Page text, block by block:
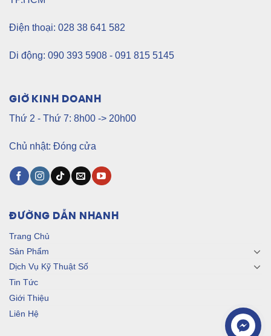
Điện thoại: 028 38 641 582
Di động: 090 393 5908 - 091 815 5145
GIỜ KINH DOANH
Thứ 2 - Thứ 7: 8h00 -> 20h00
Chủ nhật: Đóng cửa
ĐƯỜNG DẪN NHANH
Trang Chủ
Sản Phẩm
Dịch Vụ Kỹ Thuật Số
Tin Tức
Giới Thiệu
Liên Hệ